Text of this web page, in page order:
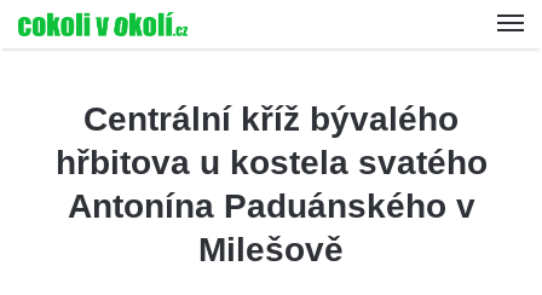
Centrální kříž bývalého
hřbitova u kostela svatého
Antonína Paduánského v
Milešově